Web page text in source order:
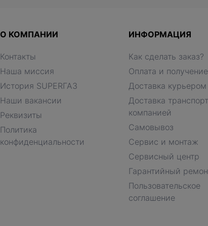
О КОМПАНИИ
Контакты
Наша миссия
История SUPERГАЗ
Наши вакансии
Реквизиты
Политика
конфиденциальности
ИНФОРМАЦИЯ
Как сделать заказ?
Оплата и получение
Доставка курьером
Доставка
компанией
Самовывоз
Сервис и монтаж
Сервисный центр
Гарантийный
Пользовательское
соглашение